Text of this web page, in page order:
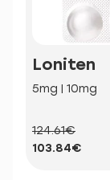
Loniten
5mg | 10mg
124.61€
103.84€